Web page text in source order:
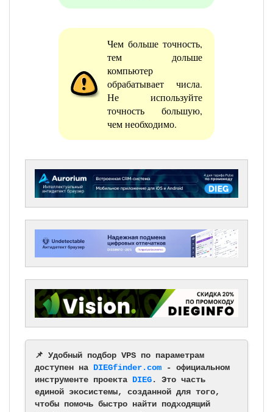
Чем больше точность,
тем дольше
компьютер
обрабатывает числа.
Не используйте
точность большую,
чем необходимо.
📌 Удобный подбор VPS по параметрам
доступен на DIEGfinder.com - официальном
инструменте проекта DIEG. Это часть
единой экосистемы, созданной для того,
чтобы помочь быстро найти подходящий